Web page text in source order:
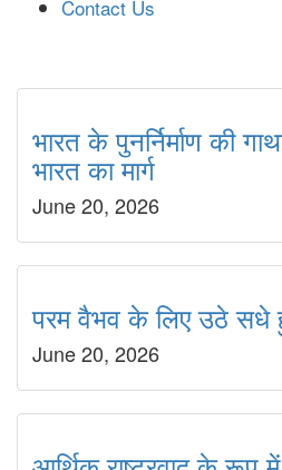
Contact Us
भारत के पुनर्निर्माण की
भारत का मार्ग
June 20, 2026
परम वैभव के लिए उठे सधे
June 20, 2026